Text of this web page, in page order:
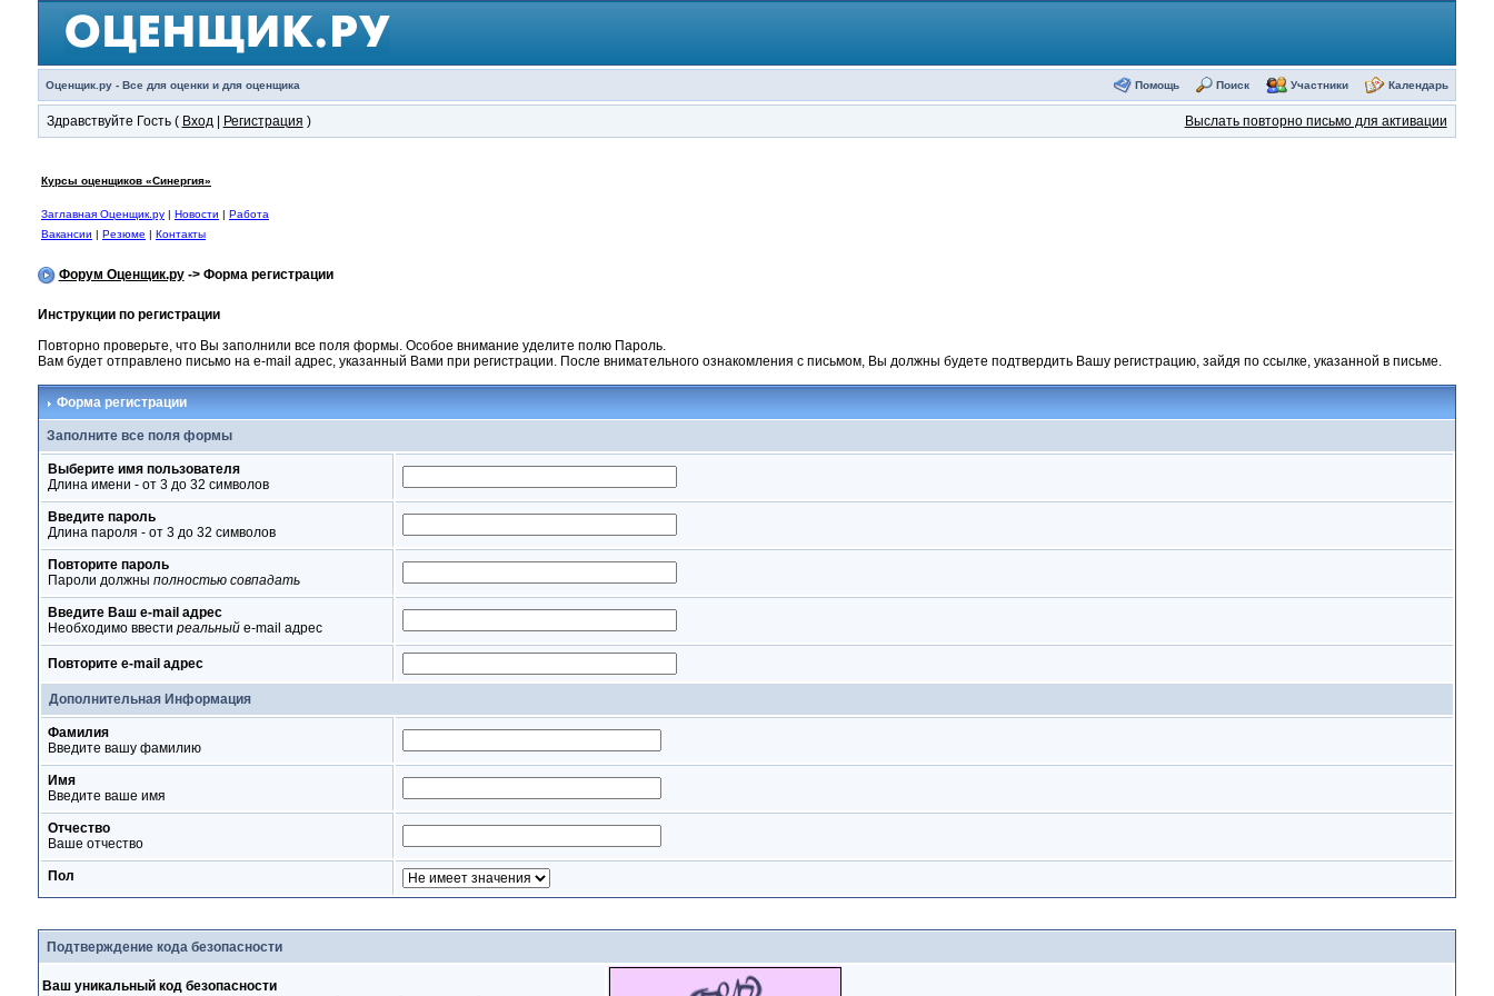
Оценщик.ру - Все для оценки и для оценщика Помощь Поиск Участники Календарь
Здравствуйте Гость ( Вход| Регистрация ) Выслать повторно письмо для активации
Курсы оценщиков «Синергия»
Заглавная Оценщик.ру| Новости | Работа
Вакансии | Резюме | Контакты
Форум Оценщик.ру-> Форма регистрации
Инструкции по регистрации
Повторно проверьте, что Вы заполнили все поля формы. Особое внимание уделите полю Пароль.
Вам будет отправлено письмо на e-mail адрес, указанный Вами при регистрации. После внимательного ознакомления с письмом, Вы должны будете подтвердить Вашу регистрацию, зайдя по ссылке, указанной в письме.
Форма регистрации
Заполните все поля формы
Выберите имя пользователя
Длина имени - от 3 до 32 символов
Введите пароль
Длина пароля - от 3 до 32 символов
Повторите пароль
Пароли должны полностью совпадать
Введите Ваш e-mail адрес
Необходимо ввести реальныйe-mail адрес
Повторите e-mail адрес
Дополнительная Информация
Фамилия
Введите вашу фамилию
Имя
Введите ваше имя
Отчество
Ваше отчество
Пол
Подтверждение кода безопасности
Ваш уникальный код безопасности